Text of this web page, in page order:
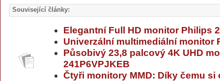
Související články:
Elegantní Full HD monitor Philips
Univerzální multimediální monitor
Působivý 23,8 palcový 4K UHD
241P6VPJKEB
Čtyři monitory MMD: Díky čemu